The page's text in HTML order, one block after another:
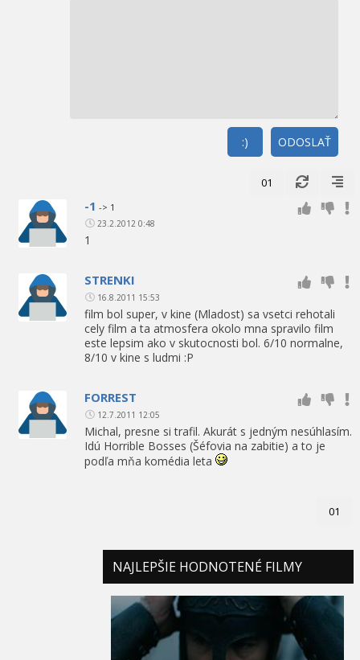
ODOSLAŤ
:)
01
-1 -> 1
23.2.2012 0:48
1
STRENKI
16.8.2011 15:53
film bol super, v kine (Mladost) sa vsetci rehotali
cely film a ta atmosfera okolo mna spravilo film
este lepsim ako v skutocnosti bol. 6/10 normalne,
8/10 v kine s ludmi :P
FORREST
12.7.2011 12:05
Michal, presne si trafil. Akurát s jedným nesúhlasím.
Idú Horrible Bosses (Šéfovia na zabitie) a to je
podľa mňa komédia leta
01
NAJLEPŠIE HODNOTENÉ FILMY